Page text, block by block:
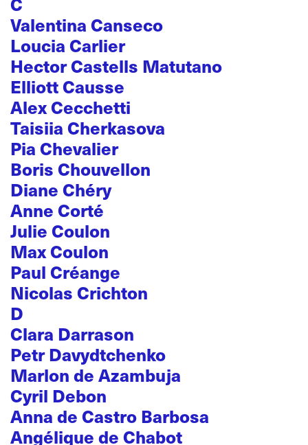
Valentina Canseco
Loucia Carlier
Hector Castells Matutano
Elliott Causse
Alex Cecchetti
Taisiia Cherkasova
Pia Chevalier
Boris Chouvellon
Diane Chéry
Anne Corté
Julie Coulon
Max Coulon
Paul Créange
Nicolas Crichton
D
Clara Darrason
Petr Davydtchenko
Marlon de Azambuja
Cyril Debon
Anna de Castro Barbosa
Angélique de Chabot